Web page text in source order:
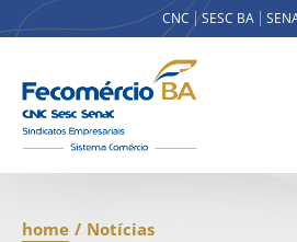
CNC SESC BA
home / Notícias